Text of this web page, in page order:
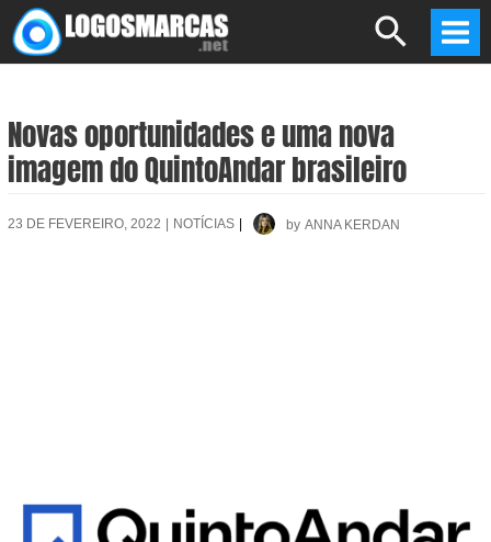
Skip
to
Search
Novas oportunidades e uma nova
imagem do QuintoAndar brasileiro
23 DE FEVEREIRO, 2022 NOTÍCIAS by ANNA KERDAN